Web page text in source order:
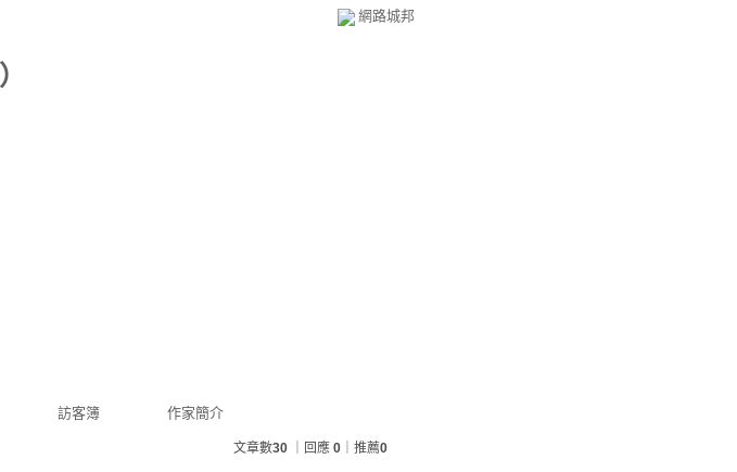
網路城邦
）
訪客簿 作家簡介
文章數30 ｜回應 0 ｜推薦0